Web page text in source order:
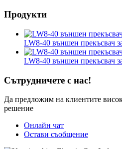
Продукти
LW8-40 външен прекъсвач
LW8-40 външен прекъсвач
Сътрудничете с нас!
Да предложим на клиентите
решение
Онлайн чат
Остави съобщение